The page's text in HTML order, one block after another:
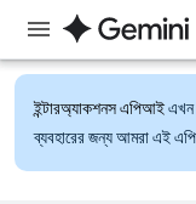
ইন্টারঅ্যাকশনস এপিআইএখন
ব্যবহারের জন্য আমরা এই